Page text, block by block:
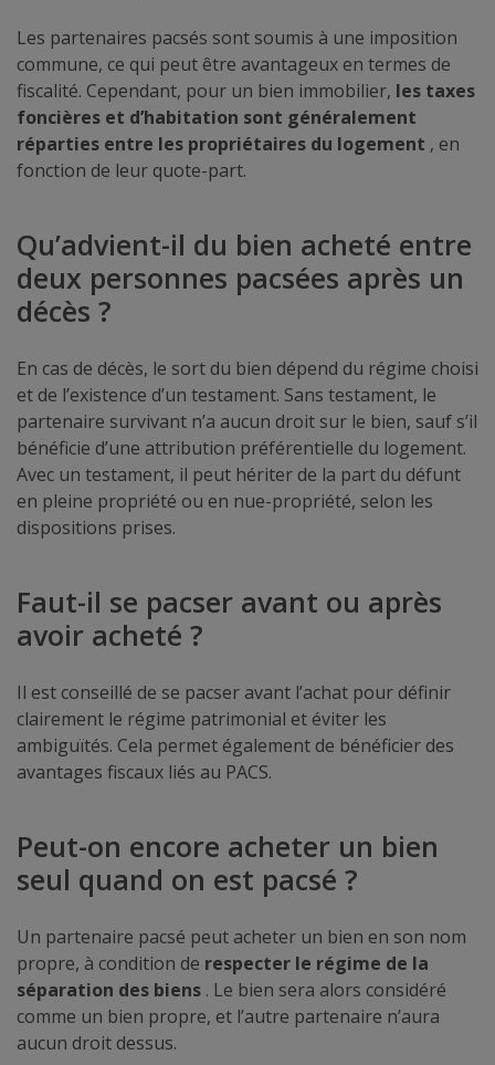
Les partenaires pacsés sont soumis à une imposition
commune, ce qui peut être avantageux en termes de
fiscalité. Cependant, pour un bien immobilier, les taxes
foncières et d’habitation sont généralement
réparties entre les propriétaires du logement , en
fonction de leur quote-part.
Qu’advient-il du bien acheté entre
deux personnes pacsées après un
décès ?
En cas de décès, le sort du bien dépend du régime choisi
et de l’existence d’un testament. Sans testament, le
partenaire survivant n’a aucun droit sur le bien, sauf s’il
bénéficie d’une attribution préférentielle du logement.
Avec un testament, il peut hériter de la part du défunt
en pleine propriété ou en nue-propriété, selon les
dispositions prises.
Faut-il se pacser avant ou après
avoir acheté ?
Il est conseillé de se pacser avant l’achat pour définir
clairement le régime patrimonial et éviter les
ambiguïtés. Cela permet également de bénéficier des
avantages fiscaux liés au PACS.
Peut-on encore acheter un bien
seul quand on est pacsé ?
Un partenaire pacsé peut acheter un bien en son nom
propre, à condition de respecter le régime de la
séparation des biens . Le bien sera alors considéré
comme un bien propre, et l’autre partenaire n’aura
aucun droit dessus.